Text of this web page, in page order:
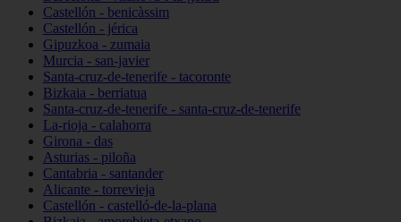
Castellón - benicàssim
Castellón - jérica
Gipuzkoa - zumaia
Murcia - san-javier
Santa-cruz-de-tenerife - tacoronte
Bizkaia - berriatua
Santa-cruz-de-tenerife - santa-cruz-de-tenerife
La-rioja - calahorra
Girona - das
Asturias - piloña
Cantabria - santander
Alicante - torrevieja
Castellón - castelló-de-la-plana